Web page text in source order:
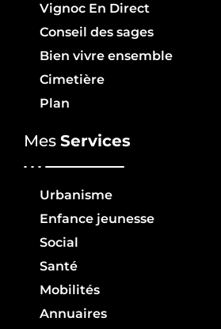
Vignoc En Direct
Conseil des sages
Bien vivre ensemble
Cimetière
Plan
Mes Services
Urbanisme
Enfance jeunesse
Social
Santé
Mobilités
Annuaires